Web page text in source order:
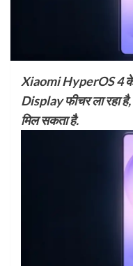
Xiaomi HyperOS 4
Display फीचर ला रहा
मिल सकता है.